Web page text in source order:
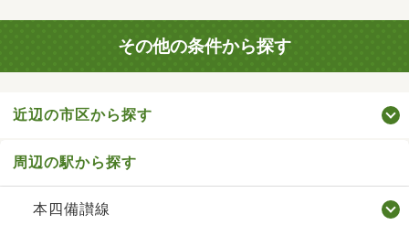
その他の条件から探す
近辺の市区から探す
周辺の駅から探す
本四備讃線